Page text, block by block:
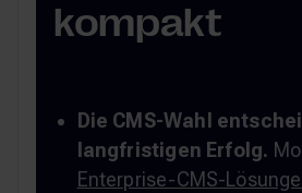
kompakt
Die CMS-Wahl
langfristigen Erfolg.
Enterprise-CMS-